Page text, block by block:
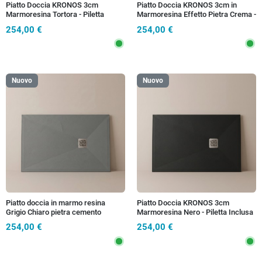
Piatto Doccia KRONOS 3cm
Marmoresina Tortora - Piletta
254,00 €
Piatto Doccia KRONOS 3cm in
Marmoresina Effetto Pietra Crema -
254,00 €
Nuovo
Piatto doccia in marmo resina
Grigio Chiaro pietra cemento
254,00 €
Nuovo
Piatto Doccia KRONOS 3cm
Marmoresina Nero - Piletta Inclusa
254,00 €